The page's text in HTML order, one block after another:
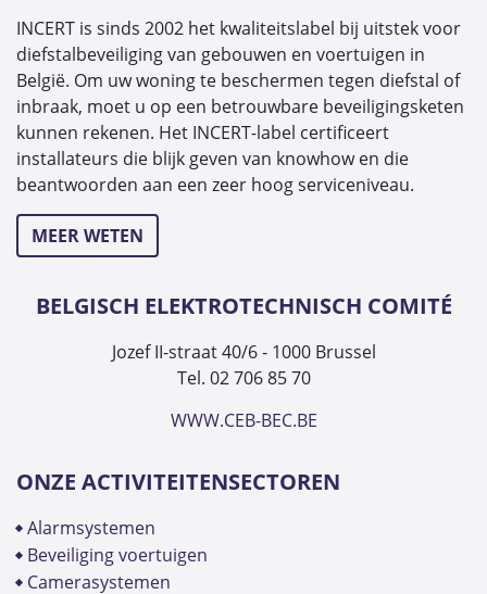
INCERT is sinds 2002 het kwaliteitslabel bij uitstek voor
diefstalbeveiliging van gebouwen en voertuigen in
België. Om uw woning te beschermen tegen diefstal of
inbraak, moet u op een betrouwbare beveiligingsketen
kunnen rekenen. Het INCERT-label certificeert
installateurs die blijk geven van knowhow en die
beantwoorden aan een zeer hoog serviceniveau.
MEER WETEN
BELGISCH ELEKTROTECHNISCH COMITÉ
Jozef II-straat 40/6 - 1000 Brussel
Tel. 02 706 85 70
WWW.CEB-BEC.BE
ONZE ACTIVITEITENSECTOREN
alarmsystemen
beveiliging voertuigen
camerasystemen